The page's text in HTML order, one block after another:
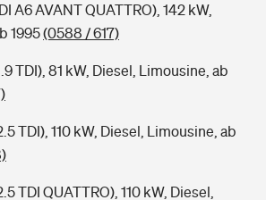
A6 AVANT QUATTRO), 142 kW,
1995(0588 / 617)
TDI), 81 kW, Diesel, Limousine, ab
TDI), 110 kW, Diesel, Limousine, ab
TDI QUATTRO), 110 kW, Diesel,